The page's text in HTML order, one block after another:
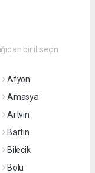
bir il seçin
Afyon
Amasya
Artvin
Bartın
Bilecik
Bolu